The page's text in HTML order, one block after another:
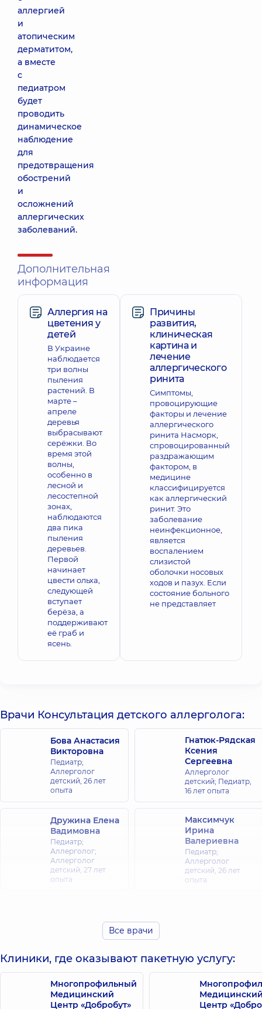
аллергией
и
атопическим
дерматитом,
а вместе
с
педиатром
будет
проводить
динамическое
наблюдение
для
предотвращения
обострений
и
осложнений
аллергических
заболеваний.
Дополнительная
информация
Аллергия на
цветения у
детей
В Украине
наблюдается
три волны
пыления
растений. В
марте –
апреле
деревья
выбрасывают
серёжки. Во
время этой
волны,
особенно в
лесной и
лесостепной
зонах,
наблюдаются
два пика
пыления
деревьев.
Первой
начинает
цвести ольха,
следующей
вступает
берёза, а
поддерживают
её граб и
ясень.
Причины
развития,
клиническая
картина и
лечение
аллергического
ринита
Симптомы,
провоцирующие
факторы и лечение
аллергического
ринита Насморк,
спровоцированный
раздражающим
фактором, в
медицине
классифицируется
как аллергический
ринит. Это
заболевание
неинфекционное,
является
воспалением
слизистой
оболочки носовых
ходов и пазух. Если
состояние больного
не представляет
Врачи Консультация детского аллерголога:
Бова Анастасия
Викторовна
Педиатр;
Аллерголог
детский, 26 лет
опыта
Гнатюк-Рядская
Ксения
Сергеевна
Аллерголог
детский; Педиатр,
16 лет опыта
Дружина Елена
Вадимовна
Педиатр;
Аллерголог;
Аллерголог
детский, 27 лет
опыта
Максимчук
Ирина
Валериевна
Педиатр;
Аллерголог
детский, 26 лет
опыта
Анатольевна
Аллерголог
25 лет
опыта
Аллерголог
Дерматовенеролог;
Трихолог, 27 лет
опыта
Все врачи
Клиники, где оказывают пакетную услугу:
Многопрофильный
Медицинский
Центр «Добробут»
Центр